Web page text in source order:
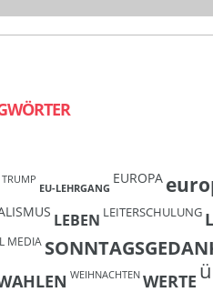
EU-LEHRGANG
EUROPA
LEBEN LEITERSCHULUNG
MEDIA
WEIHNACHTEN WERTE